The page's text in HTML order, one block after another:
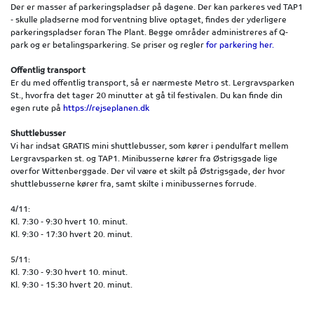
Der er masser af parkeringspladser på dagene. Der kan parkeres ved TAP1
- skulle pladserne mod forventning blive optaget, findes der yderligere
parkeringspladser foran The Plant. Begge områder administreres af Q-
park og er betalingsparkering. Se priser og regler for parkering her.
Offentlig transport
Er du med offentlig transport, så er nærmeste Metro st. Lergravsparken
St., hvorfra det tager 20 minutter at gå til festivalen. Du kan finde din
egen rute på https://rejseplanen.dk
Shuttlebusser
Vi har indsat GRATIS mini shuttlebusser, som kører i pendulfart mellem
Lergravsparken st. og TAP1. Minibusserne kører fra Østrigsgade lige
overfor Wittenberggade. Der vil være et skilt på Østrigsgade, der hvor
shuttlebusserne kører fra, samt skilte i minibussernes forrude.
4/11:
Kl. 7:30 - 9:30 hvert 10. minut.
Kl. 9:30 - 17:30 hvert 20. minut.
5/11:
Kl. 7:30 - 9:30 hvert 10. minut.
Kl. 9:30 - 15:30 hvert 20. minut.